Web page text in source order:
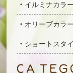
イルミナカラー
オリーブカラー
ショートスタ